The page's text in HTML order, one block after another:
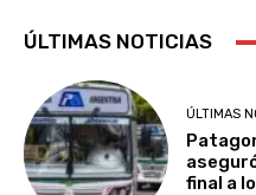
ÚLTIMAS NOTICIAS
ÚLTIMAS
final a